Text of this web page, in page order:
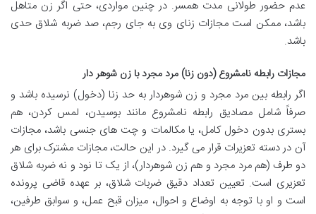
عدم حضور طولانی مدت همسر. در چنین مواردی، حتی اگر زن متاهل
باشد، ممکن است مجازات زنای وی به جای رجم، صد ضربه شلاق حدی
باشد.
مجازات رابطه نامشروع (دون زنا) مرد مجرد با زن شوهر دار
اگر رابطه بین مرد مجرد و زن شوهردار به حد زنا (دخول) نرسیده باشد و
صرفاً شامل مصادیق رابطه نامشروع مانند بوسیدن، لمس کردن، هم
بستری بدون دخول کامل، یا مکالمات و چت های جنسی باشد، مجازات
آن در دسته تعزیرات قرار می گیرد. در این حالت، مجازات مشترک برای هر
دو طرف (هم مرد مجرد و هم زن شوهردار)، از یک تا نود و نه ضربه شلاق
تعزیری است. تعیین تعداد دقیق ضربات شلاق، بر عهده قاضی پرونده
است و او با توجه به اوضاع و احوال، میزان قبح عمل، و سوابق طرفین،